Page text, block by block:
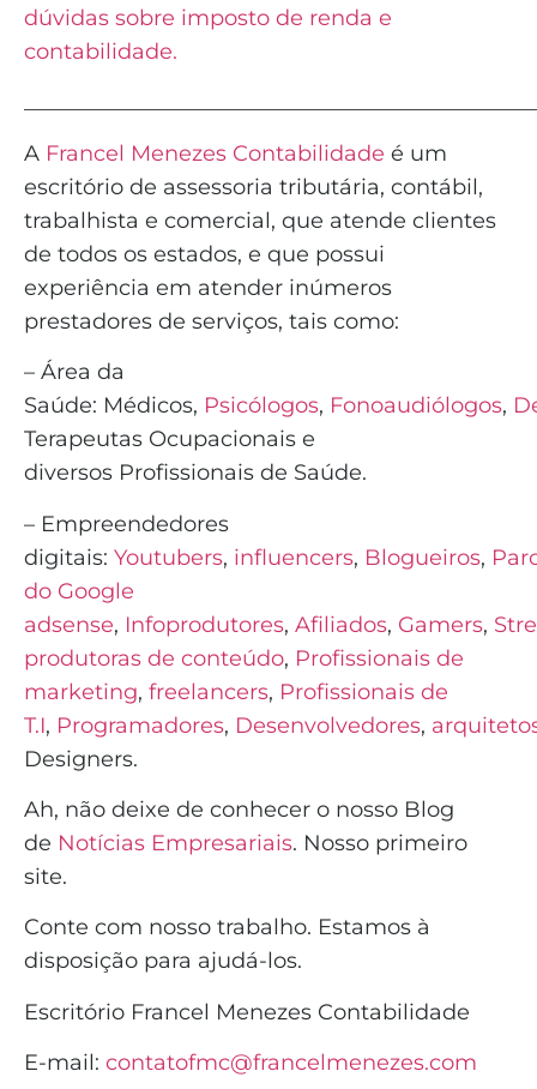
dúvidas sobre imposto de renda e
contabilidade.
A Francel Menezes Contabilidade é um
escritório de assessoria tributária, contábil,
trabalhista e comercial, que atende clientes
de todos os estados, e que possui
experiência em atender inúmeros
prestadores de serviços, tais como:
– Área da
Saúde: Médicos, Psicólogos, Fonoaudiólogos,
Terapeutas Ocupacionais e
diversos Profissionais de Saúde.
– Empreendedores
digitais: Youtubers, influencers, Blogueiros,
do Google
adsense, Infoprodutores, Afiliados, Gamers,
produtoras de conteúdo, Profissionais de
marketing, freelancers, Profissionais de
T.I, Programadores, Desenvolvedores,
Designers.
Ah, não deixe de conhecer o nosso Blog
de Notícias Empresariais. Nosso primeiro
site.
Conte com nosso trabalho. Estamos à
disposição para ajudá-los.
Escritório Francel Menezes Contabilidade
E-mail: contatofmc@francelmenezes.com